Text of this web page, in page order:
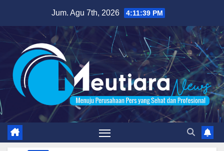
content
Jum. Agu 7th, 2026 4:11:40 PM